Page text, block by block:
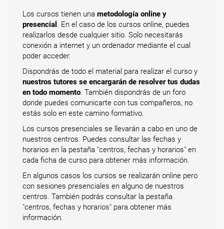
Los cursos tienen una metodología online y
presencial . En el caso de los cursos online, puedes
realizarlos desde cualquier sitio. Solo necesitarás
conexión a internet y un ordenador mediante el cual
poder acceder.
Dispondrás de todo el material para realizar el curso y
nuestros tutores se encargarán de resolver tus dudas
en todo momento. También dispondrás de un foro
donde puedes comunicarte con tus compañeros, no
estás solo en este camino formativo.
Los cursos presenciales se llevarán a cabo en uno de
nuestros centros. Puedes consultar las fechas y
horarios en la pestaña "centros, fechas y horarios" en
cada ficha de curso para obtener más información.
En algunos casos los cursos se realizarán online pero
con sesiones presenciales en alguno de nuestros
centros. También podrás consultar la pestaña
"centros, fechas y horarios" para obtener más
información.